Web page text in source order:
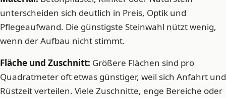
unterscheiden sich deutlich in Preis, Optik und
Pflegeaufwand. Die günstigste Steinwahl nützt wenig,
wenn der Aufbau nicht stimmt.
Fläche und Zuschnitt: Größere Flächen sind pro
Quadratmeter oft etwas günstiger, weil sich Anfahrt und
Rüstzeit verteilen. Viele Zuschnitte, enge Bereiche oder